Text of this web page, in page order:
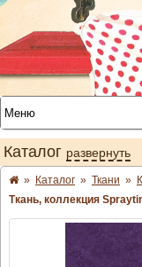
Каталог развернуть
» Каталог » Ткани »
Ткань, коллекция